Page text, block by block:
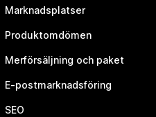
Marknadsplatser
Produktomdömen
Merförsäljning och paket
E-postmarknadsföring
SEO